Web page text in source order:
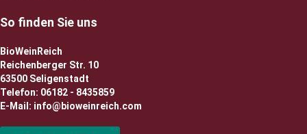
So finden Sie uns
BioWeinReich
Reichenberger Str. 10
63500 Seligenstadt
Telefon: 06182 - 8435859
E-Mail: info@bioweinreich.com